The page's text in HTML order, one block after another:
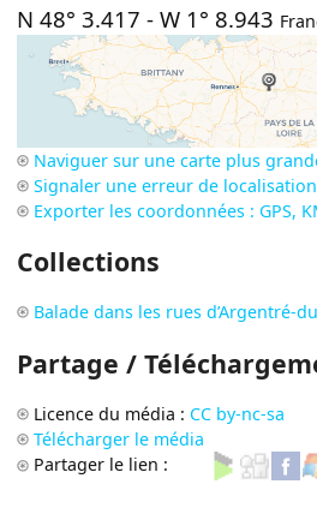
N 48° 3.417 -W 1° 8.943
Naviguer sur une carte plus
Signaler une erreur de localisation
Exporter les coordonnées : GPS,
Collections
Balade dans les rues d’Argentré-
Partage /
Licence du média : CC by-nc-sa
Télécharger le média
Partager le lien :